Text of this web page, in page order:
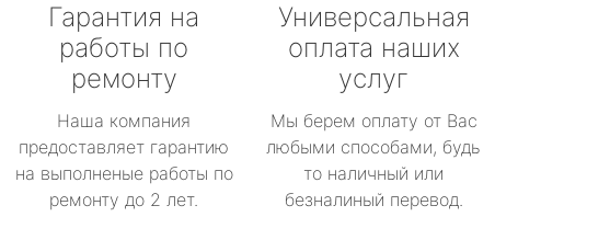
Гарантия на
работы по
ремонту
Наша компания
предоставляет гарантию
на выполненые работы по
ремонту до 2 лет.
Универсальная
оплата наших
услуг
Мы берем оплату от Вас
любыми способами, будь
то наличный или
безналиный перевод.